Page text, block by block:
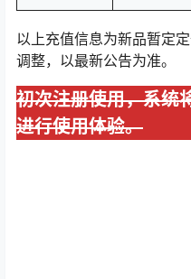
以上充值信息为新品暂定
调整，以最新公告为准。
初次注册使用，系
进行使用体验。